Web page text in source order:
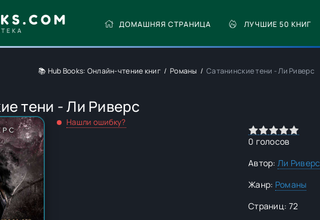
ДОМАШНЯЯ СТРАНИЦА ЛУЧШИЕ 50 КНИГ
📚 Hub Books: Онлайн-чтение книг Романы Сатанинские тени - Ли Риверс
тени - Ли Риверс
Нашли ошибку?
0 голосов
Автор: Ли Риверс
Жанр: Романы
Страниц: 72